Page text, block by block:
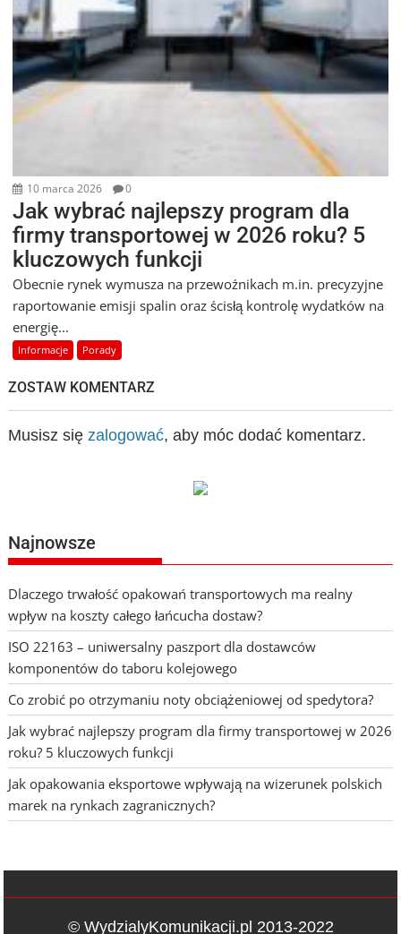
10 marca 2026 0
Jak wybrać najlepszy program dla
firmy transportowej w 2026 roku? 5
kluczowych funkcji
Obecnie rynek wymusza na przewoźnikach m.in. precyzyjne
raportowanie emisji spalin oraz ścisłą kontrolę wydatków na
energię...
Informacje Porady
ZOSTAW KOMENTARZ
Musisz sięzalogować, aby móc dodać komentarz.
Najnowsze
Dlaczego trwałość opakowań transportowych ma realny
wpływ na koszty całego łańcucha dostaw?
ISO 22163 – uniwersalny paszport dla dostawców
komponentów do taboru kolejowego
Co zrobić po otrzymaniu noty obciążeniowej od spedytora?
Jak wybrać najlepszy program dla firmy transportowej w 2026
roku? 5 kluczowych funkcji
Jak opakowania eksportowe wpływają na wizerunek polskich
marek na rynkach zagranicznych?
© WydzialyKomunikacji.pl 2013-2022